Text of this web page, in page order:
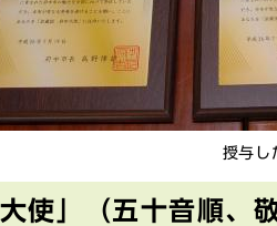
授与し
」（五十音順、敬